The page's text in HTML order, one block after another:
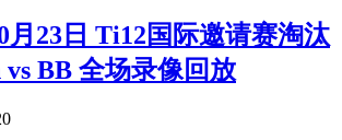
月23日 Ti12国际邀请赛淘汰
vs BB 全场录像回放